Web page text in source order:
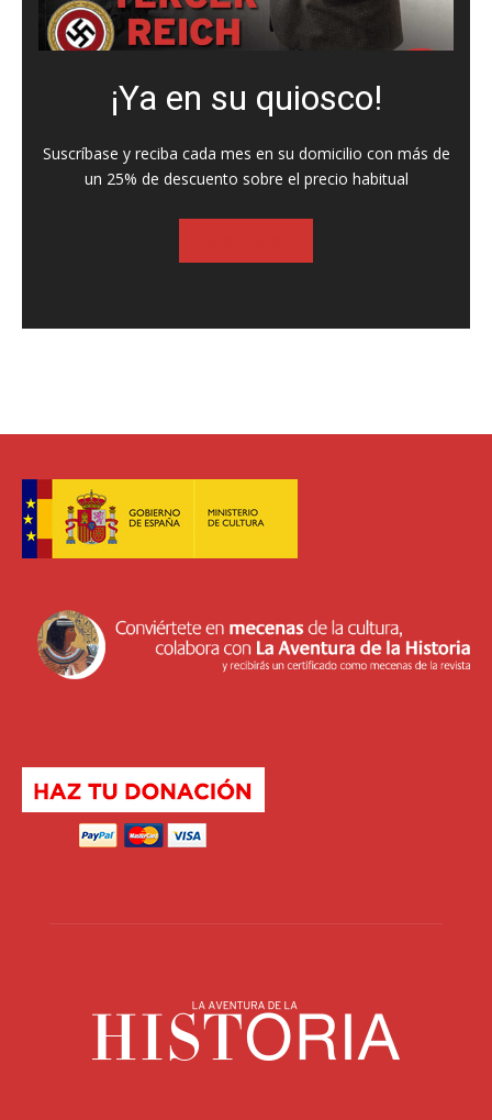
¡Ya en su quiosco!
Suscríbase y reciba cada mes en su domicilio con más de
un 25% de descuento sobre el precio habitual